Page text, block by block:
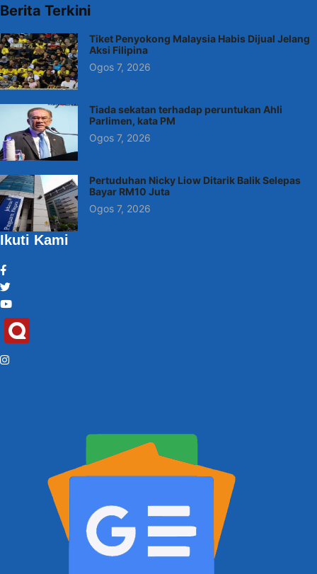
Berita Terkini
Tiket Penyokong Malaysia Habis Dijual Jelang
Aksi Filipina
Ogos 7, 2026
Tiada sekatan terhadap peruntukan Ahli
Parlimen, kata PM
Ogos 7, 2026
Pertuduhan Nicky Liow Ditarik Balik Selepas
Bayar RM10 Juta
Ogos 7, 2026
Ikuti Kami